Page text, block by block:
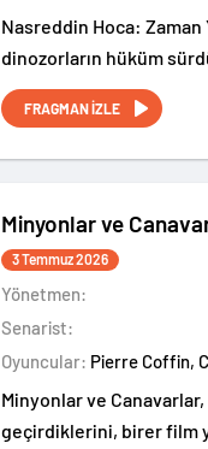
Nasreddin Hoca:
dinozorların hüküm
medeniyetlerin gizemli
FRAGMAN İZLE
Minyonlar ve
3 Temmuz 2026
Yönetmen:
Senarist:
Oyuncular:
Minyonlar ve
geçirdiklerini, birer film